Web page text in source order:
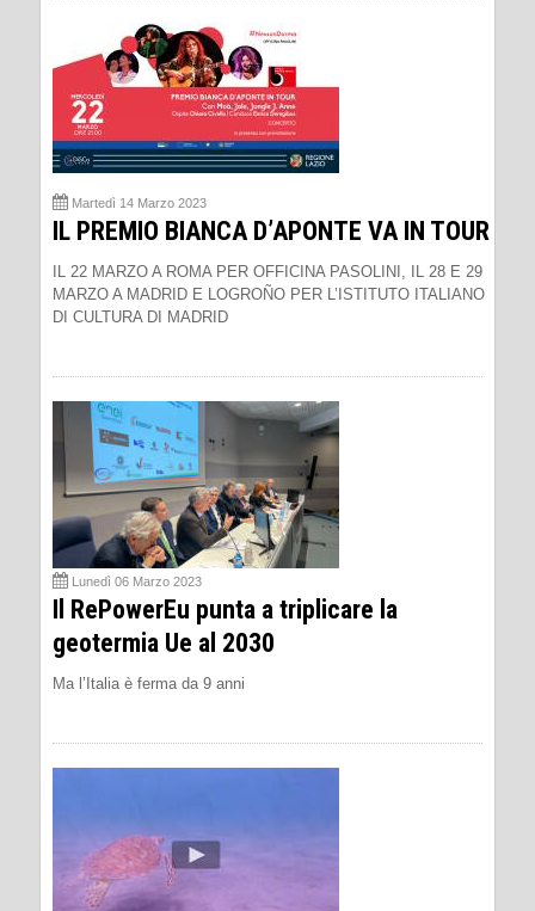
Martedì 14 Marzo 2023
IL PREMIO BIANCA D’APONTE VA IN TOUR
IL 22 MARZO A ROMA PER OFFICINA PASOLINI, IL 28 E 29
MARZO A MADRID E LOGROÑO PER L’ISTITUTO ITALIANO
DI CULTURA DI MADRID
Lunedì 06 Marzo 2023
Il RePowerEu punta a triplicare la
geotermia Ue al 2030
Ma l’Italia è ferma da 9 anni